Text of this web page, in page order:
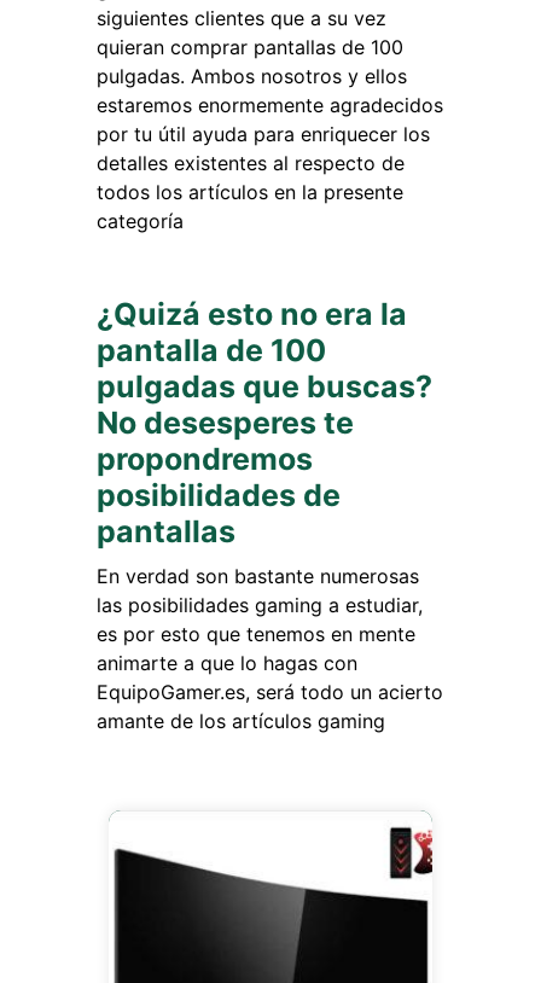
siguientes clientes que a su vez
quieran comprar pantallas de 100
pulgadas. Ambos nosotros y ellos
estaremos enormemente agradecidos
por tu útil ayuda para enriquecer los
detalles existentes al respecto de
todos los artículos en la presente
categoría
¿Quizá esto no era la
pantalla de 100
pulgadas que buscas?
No desesperes te
propondremos
posibilidades de
pantallas
En verdad son bastante numerosas
las posibilidades gaming a estudiar,
es por esto que tenemos en mente
animarte a que lo hagas con
EquipoGamer.es, será todo un acierto
amante de los artículos gaming